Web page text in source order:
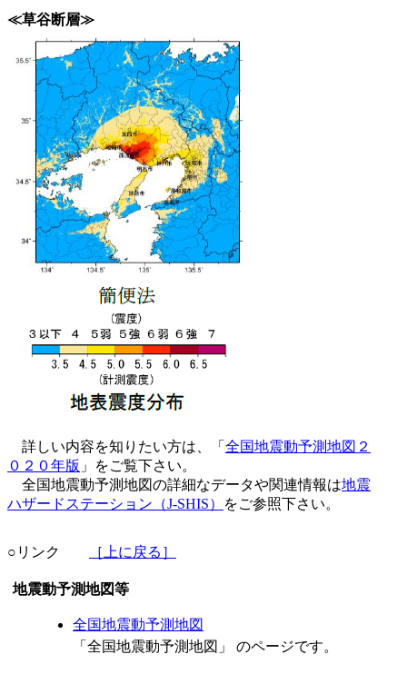
≪草谷断層≫
詳しい内容を知りたい方は、「 全国地震動予測地図２
０２０年版 」をご覧下さい。
全国地震動予測地図の詳細なデータや関連情報は地震
ハザードステーション（J-SHIS）
をご参照下さい。
○リンク ［上に戻る］
震動予測地図等
全国地震動予測地図
「全国地震動予測地図」 のページです。